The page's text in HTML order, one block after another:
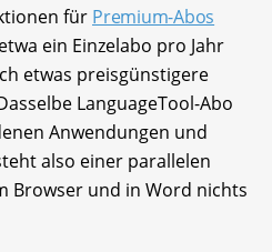
für Premium-Abos
ein Einzelabo pro Jahr
etwas preisgünstigere
LanguageTool-Abo
Anwendungen und
also einer parallelen
Browser und in Word nichts